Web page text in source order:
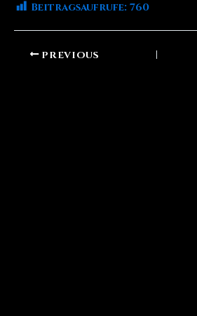
Beitragsaufrufe: 760
PREVIOUS